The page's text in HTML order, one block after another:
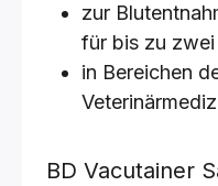
zur
für bis zu zwei
in Bereichen
BD Vacutainer